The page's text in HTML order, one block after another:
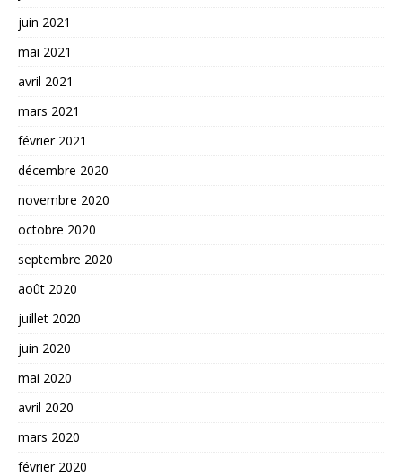
juin 2021
mai 2021
avril 2021
mars 2021
février 2021
décembre 2020
novembre 2020
octobre 2020
septembre 2020
août 2020
juillet 2020
juin 2020
mai 2020
avril 2020
mars 2020
février 2020